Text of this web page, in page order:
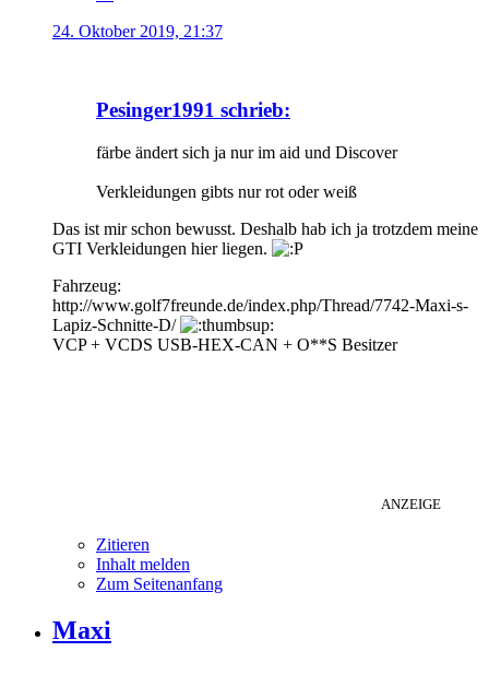
24. Oktober 2019, 21:37
Pesinger1991 schrieb:
färbe ändert sich ja nur im aid und Discover
Verkleidungen gibts nur rot oder weiß
Das ist mir schon bewusst. Deshalb hab ich ja trotzdem meine
GTI Verkleidungen hier liegen.
Fahrzeug:
http://www.golf7freunde.de/index.php/Thread/7742-Maxi-s-
Lapiz-Schnitte-D/
VCP + VCDS USB-HEX-CAN + O**S Besitzer
ANZEIGE
Zitieren
Inhalt melden
Zum Seitenanfang
Maxi